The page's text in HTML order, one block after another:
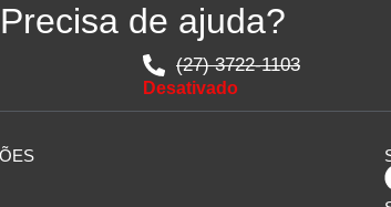
Precisa de ajuda?
(27) 3722-1103
Desativado